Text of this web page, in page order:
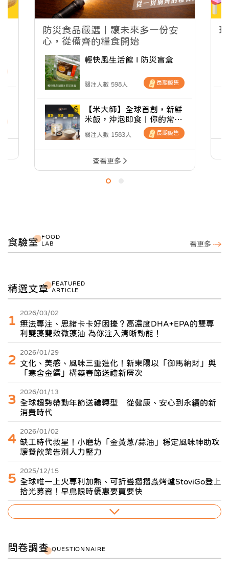
防災食品嚴選｜讓未來多一份安
心，從備齊的糧食開始
輕快風生活館 I 防災盲盒
關注人數 598人 長期販售
【米大師】全球首創，新鮮
米飯，沖泡即食｜你的常溫
關注人數 1583人 長期販售
查看更多
食驗室FOOD
LAB
看更多
精選文章FEATURED
ARTICLE
1
2026/03/02
無法專注、思緒卡卡好困擾？高濃度DHA+EPA的雙專
利雙藻雙效微藻油 為你注入清晰動能！
2
2026/01/29
文化、美感、風味三重進化！新東陽以「御馬納財」與
「寒舍金饌」構築春節送禮新層次
3
2026/01/13
全球趨勢帶動年節送禮轉型 從健康、安心到永續的新
消費時代
4
2026/01/02
缺工時代救星！小磨坊「金黃蔥/蒜油」穩定風味神助攻
讓餐飲業告別人力壓力
5
2025/12/15
全球唯一上火專利加熱、可折疊摺摺焱烤爐StoviGo登上
拾光募資！早鳥限時優惠要買要快
問卷調查QUESTIONNAIRE